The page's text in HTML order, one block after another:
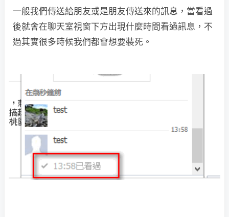
一般我們傳送給朋友或是朋友傳送來的訊息，當看過
後就會在聊天室視窗下方出現什麼時間看過訊息，不
過其實很多時候我們都會想要裝死。